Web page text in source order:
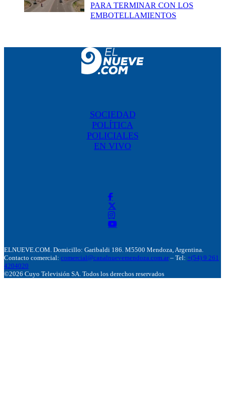
PARA TERMINAR CON LOS
EMBOTELLAMIENTOS
SOCIEDAD
POLÍTICA
POLICIALES
EN VIVO
ELNUEVE.COM. Domicillo: Garibaldi 186. M5500 Mendoza, Argentina.
Contacto comercial: comercial@canalnuevemendoza.com.ar – Tel: +(54) 9 261
4204020
©2026 Cuyo Televisión SA. Todos los derechos reservados